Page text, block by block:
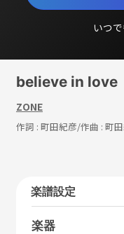
いつ
believe in love
ZONE
作詞 : 町田紀彦/作曲 : 町
楽譜設定
楽器